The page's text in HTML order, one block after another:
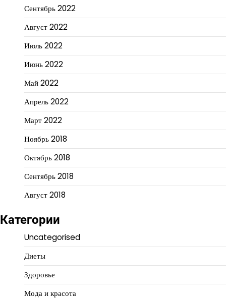
Сентябрь 2022
Август 2022
Июль 2022
Июнь 2022
Май 2022
Апрель 2022
Март 2022
Ноябрь 2018
Октябрь 2018
Сентябрь 2018
Август 2018
Категории
Uncategorised
Диеты
Здоровье
Мода и красота